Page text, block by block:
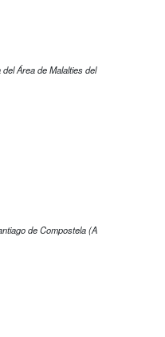
del Área de Malalties del
de Compostela (A